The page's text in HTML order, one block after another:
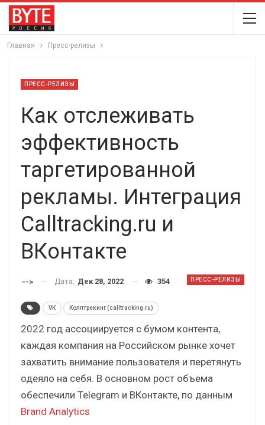
Главная Пресс-релизы
ПРЕСС-РЕЛИЗЫ
Как отслеживать
эффективность
таргетированной
рекламы. Интеграция
Calltracking.ru и
ВКонтакте
ПРЕСС-РЕЛИЗЫ
--> Дата: Дек 28, 2022 354
VK Коллтрекинг (calltracking.ru)
2022 год ассоциируется с бумом контента,
каждая компания на Российском рынке хочет
захватить внимание пользователя и перетянуть
одеяло на себя. В основном рост объема
обеспечили Telegram и ВКонтакте, по данным
Brand Analytics